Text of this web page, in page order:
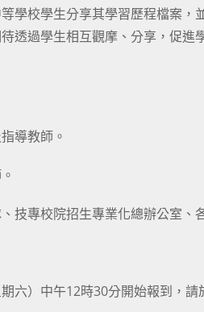
學校學生分享其學習歷程檔案
透過學生相互觀摩、分享，促
導教師。
技專校院招生專業化總辦公室、
六）中午12時30分開始報到，請